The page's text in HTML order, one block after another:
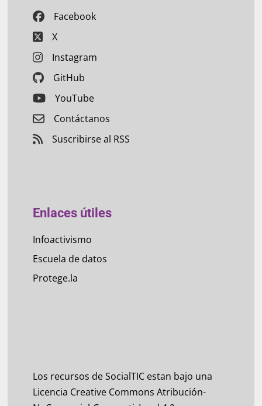
Facebook
X
Instagram
GitHub
YouTube
Contáctanos
Suscribirse al RSS
Enlaces útiles
Infoactivismo
Escuela de datos
Protege.la
Los recursos de SocialTIC estan bajo una
Licencia Creative Commons Atribución-